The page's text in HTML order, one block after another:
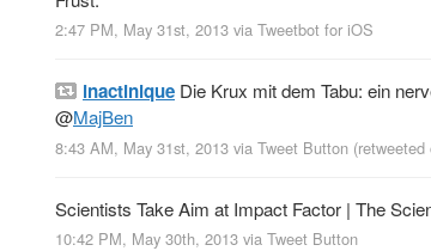
2:47 PM, May 31st, 2013 via Tweetbot for iOS
inactinique Die Krux mit dem Tabu: ein
@MajBen
8:43 AM, May 31st, 2013 via Tweet Button
Scientists Take Aim at Impact Factor | The
10:42 PM, May 30th, 2013 via Tweet Button